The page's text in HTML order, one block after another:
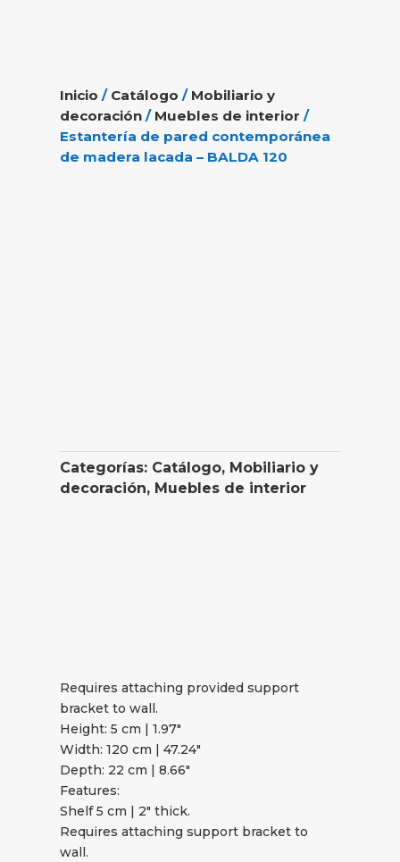
Inicio / Catálogo / Mobiliario y
decoración / Muebles de interior /
Estantería de pared contemporánea
de madera lacada – BALDA 120
Categorías: Catálogo, Mobiliario y
decoración, Muebles de interior
Requires attaching provided support
bracket to wall.
Height: 5 cm | 1.97″
Width: 120 cm | 47.24″
Depth: 22 cm | 8.66″
Features:
Shelf 5 cm | 2″ thick.
Requires attaching support bracket to
wall.